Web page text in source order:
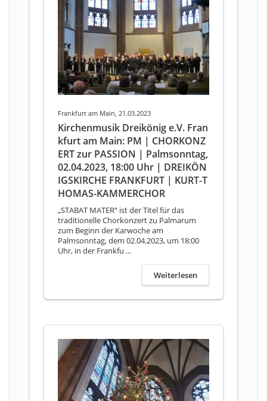
Frankfurt am Main, 21.03.2023
Kirchenmusik Dreikönig e.V. Fran
kfurt am Main: PM | CHORKONZ
ERT zur PASSION | Palmsonntag,
02.04.2023, 18:00 Uhr | DREIKÖN
IGSKIRCHE FRANKFURT | KURT-T
HOMAS-KAMMERCHOR
„STABAT MATER“ ist der Titel für das
traditionelle Chorkonzert zu Palmarum
zum Beginn der Karwoche am
Palmsonntag, dem 02.04.2023, um 18:00
Uhr, in der Frankfu ...
Weiterlesen